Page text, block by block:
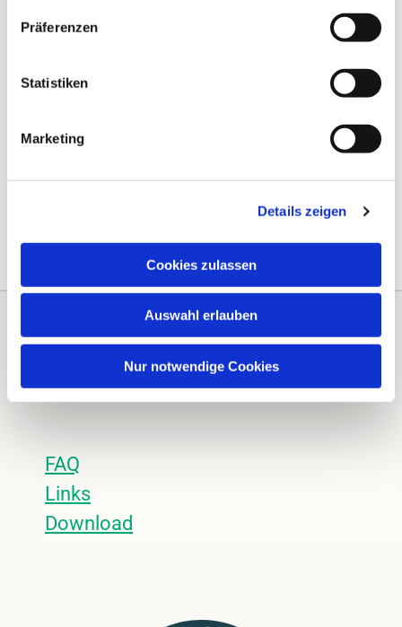
Präferenzen
Statistiken
Marketing
Details zeigen
Cookies zulassen
Auswahl erlauben
Nur notwendige Cookies
Kalender
FAQ
Links
Download